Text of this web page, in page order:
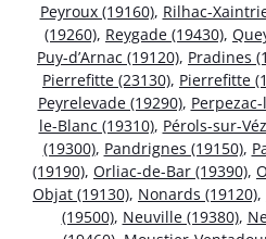
Peyroux (19160), Rilhac-
(19260), Reygade (19430),
Puy-d’Arnac (19120), Pradines
Pierrefitte (23130), Pierrefitte
Peyrelevade (19290),
le-Blanc (19310), Pérols-sur-
(19300), Pandrignes (19150),
(19190), Orliac-de-Bar (19390),
Objat (19130), Nonards (19120),
(19500), Neuville (19380),